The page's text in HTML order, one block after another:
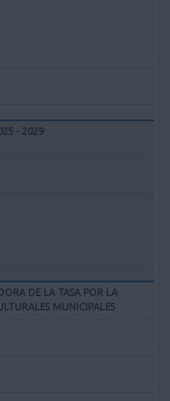
- 2029
DE LA TASA POR LA
MUNICIPALES